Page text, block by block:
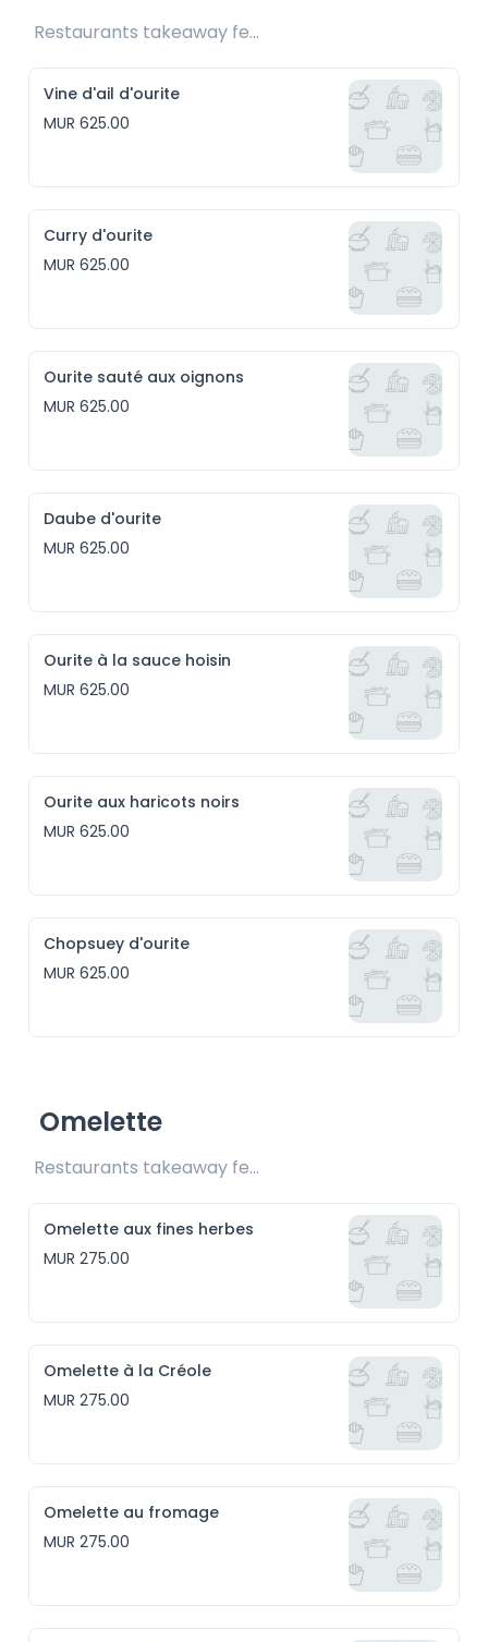
Restaurants takeaway fee Rs25 included
Vine d'ail d'ourite
MUR 625.00
Curry d'ourite
MUR 625.00
Ourite sauté aux oignons
MUR 625.00
Daube d'ourite
MUR 625.00
Ourite à la sauce hoisin
MUR 625.00
Ourite aux haricots noirs
MUR 625.00
Chopsuey d'ourite
MUR 625.00
Omelette
Restaurants takeaway fee Rs25 included
Omelette aux fines herbes
MUR 275.00
Omelette à la Créole
MUR 275.00
Omelette au fromage
MUR 275.00